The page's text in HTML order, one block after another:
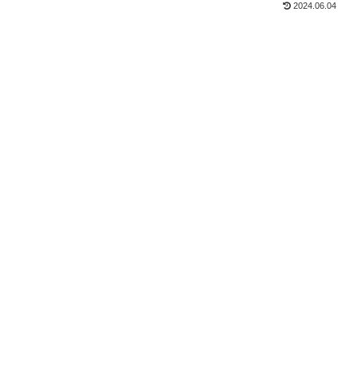
2024.06.04